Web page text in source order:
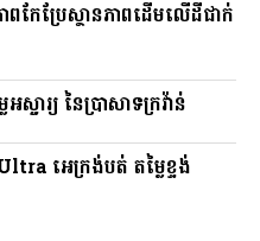
កែប្រែស្ថានភាពដើមលើដីជាក់
ស្ចារ្យ នៃប្រាសាទក្រវ៉ាន់
អេក្រង់បត់ តម្លៃខ្ទង់